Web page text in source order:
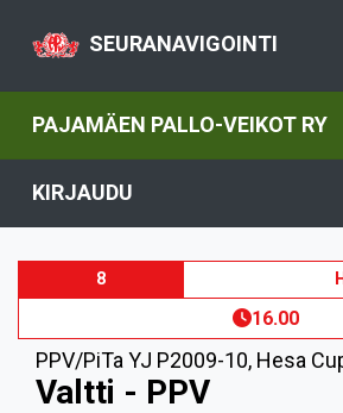
SEURANAVIGOINTI
PAJAMÄEN PALLO-VEIKOT RY
KIRJAUDU
8
16.00
PPV/PiTa YJ P2009-10, Hesa
Valtti - PPV